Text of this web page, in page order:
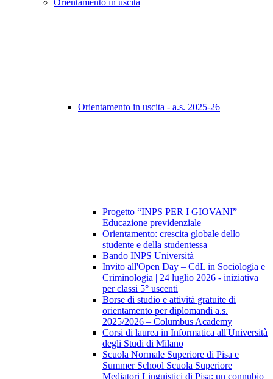
Orientamento in uscita
Orientamento in uscita - a.s. 2025-26
Progetto “INPS PER I GIOVANI” –
Educazione previdenziale
Orientamento: crescita globale dello
studente e della studentessa
Bando INPS Università
Invito all'Open Day – CdL in Sociologia e
Criminologia | 24 luglio 2026 - iniziativa
per classi 5° uscenti
Borse di studio e attività gratuite di
orientamento per diplomandi a.s.
2025/2026 – Columbus Academy
Corsi di laurea in Informatica all'Università
degli Studi di Milano
Scuola Normale Superiore di Pisa e
Summer School Scuola Superiore
Mediatori Linguistici di Pisa: un connubio